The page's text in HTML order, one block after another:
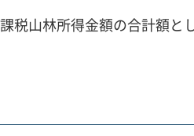
税山林所得金額の合計額と